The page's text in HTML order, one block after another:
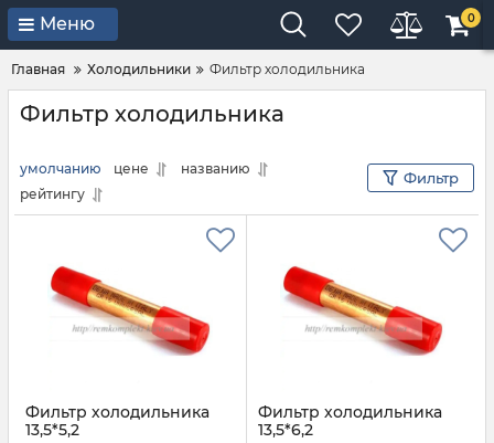
Меню 0
Главная Холодильники Фильтр холодильника
Фильтр холодильника
умолчанию цене
названию
рейтингу
Фильтр
Фильтр холодильника
13,5*5,2
Фильтр холодильника
13,5*6,2